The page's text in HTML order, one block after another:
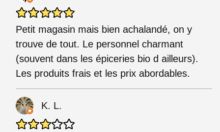
Petit magasin mais bien achalandé, on y
trouve de tout. Le personnel charmant
(souvent dans les épiceries bio d ailleurs).
Les produits frais et les prix abordables.
K. L.